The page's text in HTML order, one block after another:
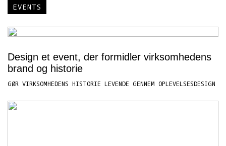
EVENTS
Design et event, der formidler virksomhedens
brand og historie
GØR VIRKSOMHEDENS HISTORIE LEVENDE GENNEM OPLEVELSESDESIGN